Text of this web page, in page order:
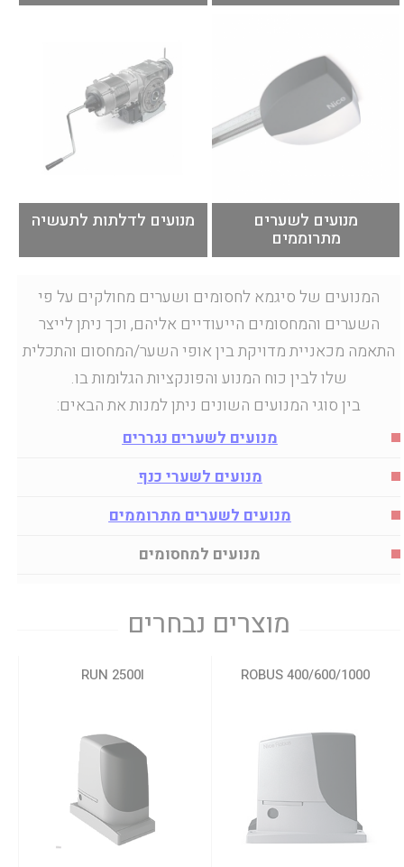
מנועים לשערי כנף מוצאים בקולקציית
המנועים המגוונת של חברת סיגמא,
מנועים לשערים נגררים איכותיים
במיוחד באוסף המנועים המגוון של
חברת סיגמא, מנגנוני הנעה מתוחכמים
מנועים לשערים
מתרוממים
מנועים לשערים מתרוממים של חברת
סיגמא, המנועים האיכותיים ביותר לכל
שימוש ולשימוש ביתי במיוחד, הבטיחו
מנועים לדלתות לתעשיה
מנועים לדלתות איכותיים במיוחד
בחברת סיגמא, קיימים מנגנוני הנעה
בכל סוגי המשקלים.
המנועים של סיגמא לחסומים ושערים מחולקים על פי
השערים והמחסומים הייעודיים אליהם, וכך ניתן לייצר
התאמה מכאניית מדויקת בין אופי השער/המחסום והתכלית
שלו לבין כוח המנוע והפונקציות הגלומות בו.
בין סוגי המנועים השונים ניתן למנות את הבאים:
מנועים לשערים נגררים
מנועים לשערי כנף
מנועים לשערים מתרוממים
מנועים למחסומים
מוצרים נבחרים
400/600/1000 ROBUS
RUN 2500I